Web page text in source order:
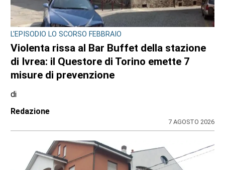
L'EPISODIO LO SCORSO FEBBRAIO
Violenta rissa al Bar Buffet della stazione
di Ivrea: il Questore di Torino emette 7
misure di prevenzione
di
Redazione
7 AGOSTO 2026